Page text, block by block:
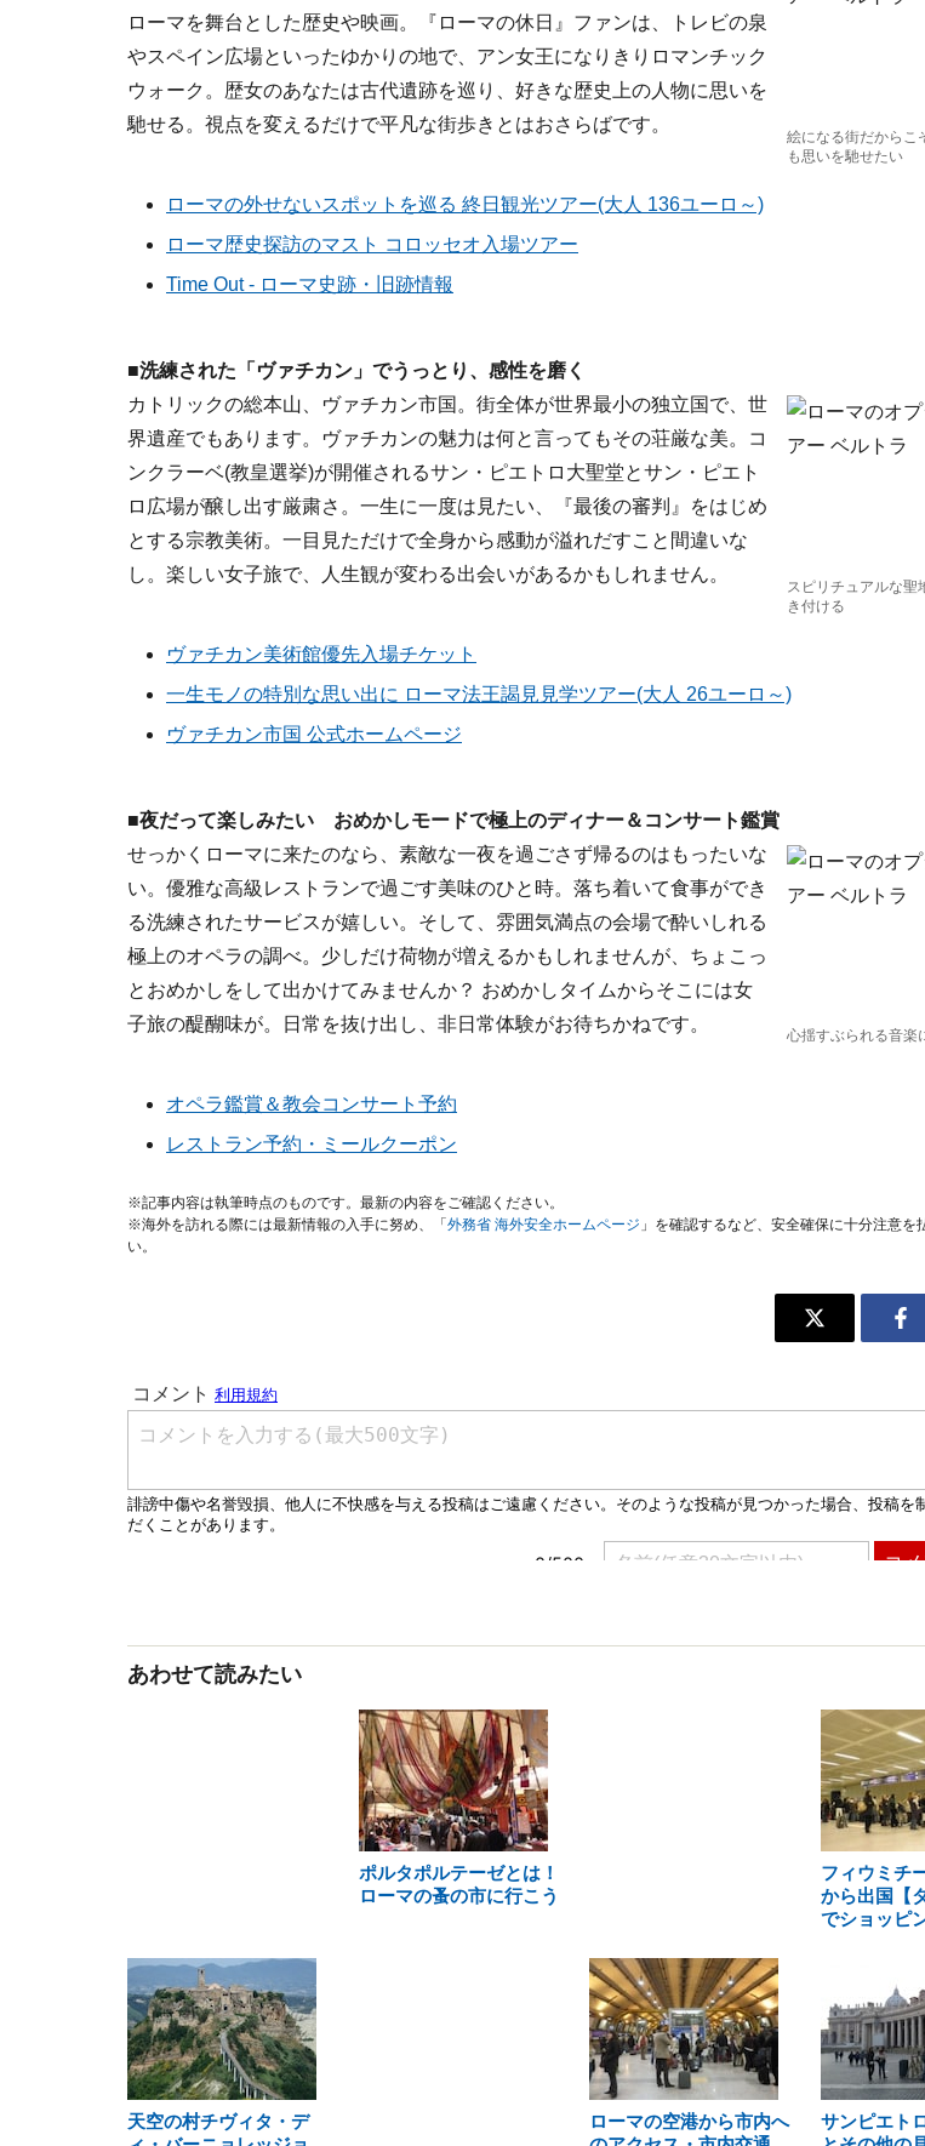
絵になる街だからこ
も思いを馳せたい
ローマを舞台とした歴史や映画。『ローマの休日』ファンは、トレビの泉
やスペイン広場といったゆかりの地で、アン女王になりきりロマンチック
ウォーク。歴女のあなたは古代遺跡を巡り、好きな歴史上の人物に思いを
馳せる。視点を変えるだけで平凡な街歩きとはおさらばです。
ローマの外せないスポットを巡る 終日観光ツアー(大人 136ユーロ～)
ローマ歴史探訪のマスト コロッセオ入場ツアー
Time Out - ローマ史跡・旧跡情報
■洗練された「ヴァチカン」でうっとり、感性を磨く
スピリチュアルな聖
き付ける
カトリックの総本山、ヴァチカン市国。街全体が世界最小の独立国で、世
界遺産でもあります。ヴァチカンの魅力は何と言ってもその荘厳な美。コ
ンクラーベ(教皇選挙)が開催されるサン・ピエトロ大聖堂とサン・ピエト
ロ広場が醸し出す厳粛さ。一生に一度は見たい、『最後の審判』をはじめ
とする宗教美術。一目見ただけで全身から感動が溢れだすこと間違いな
し。楽しい女子旅で、人生観が変わる出会いがあるかもしれません。
ヴァチカン美術館優先入場チケット
一生モノの特別な思い出に ローマ法王謁見見学ツアー(大人 26ユーロ～)
ヴァチカン市国 公式ホームページ
■夜だって楽しみたい おめかしモードで極上のディナー＆コンサート鑑賞
心揺すぶられる音楽
せっかくローマに来たのなら、素敵な一夜を過ごさず帰るのはもったいな
い。優雅な高級レストランで過ごす美味のひと時。落ち着いて食事ができ
る洗練されたサービスが嬉しい。そして、雰囲気満点の会場で酔いしれる
極上のオペラの調べ。少しだけ荷物が増えるかもしれませんが、ちょこっ
とおめかしをして出かけてみませんか？ おめかしタイムからそこには女
子旅の醍醐味が。日常を抜け出し、非日常体験がお待ちかねです。
オペラ鑑賞＆教会コンサート予約
レストラン予約・ミールクーポン
※記事内容は執筆時点のものです。最新の内容をご確認ください。
※海外を訪れる際には最新情報の入手に努め、「 外務省 海外安全ホームページ 」を確認するなど、安全確保に十分注意を
い。
あわせて読みたい
ポルタポルテーゼとは！
ローマの蚤の市に行こう
フィウミチ
から出国【
でショッピ
天空の村チヴィタ・デ
ローマの空港から市内へ
サンピエト